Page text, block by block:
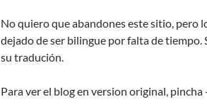
No quiero que abandones este sitio, pero
dejado de ser bilingue por falta de tiempo.
su tradución.
Para ver el blog en version original, pincha